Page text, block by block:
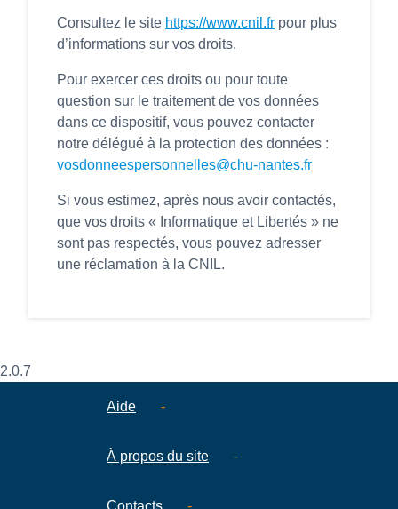
Consultez le site https://www.cnil.fr pour plus
d’informations sur vos droits.
Pour exercer ces droits ou pour toute
question sur le traitement de vos données
dans ce dispositif, vous pouvez contacter
notre délégué à la protection des données :
vosdonneespersonnelles@chu-nantes.fr
Si vous estimez, après nous avoir contactés,
que vos droits « Informatique et Libertés » ne
sont pas respectés, vous pouvez adresser
une réclamation à la CNIL.
2.0.7
Aide -
À propos du site -
Contacts -